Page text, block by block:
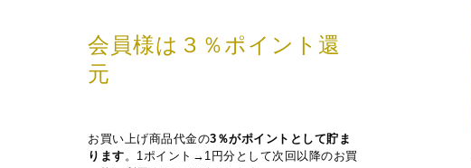
会員様は３％ポイント還
元
お買い上げ商品代金の3％がポイントとして貯ま
ります。1ポイント→1円分として次回以降のお買